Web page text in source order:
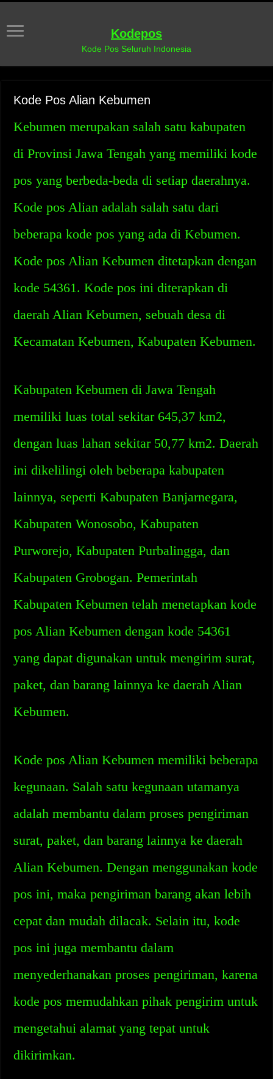
Kodepos
Kode Pos Seluruh Indonesia
Kode Pos Alian Kebumen
Kebumen merupakan salah satu kabupaten
di Provinsi Jawa Tengah yang memiliki kode
pos yang berbeda-beda di setiap daerahnya.
Kode pos Alian adalah salah satu dari
beberapa kode pos yang ada di Kebumen.
Kode pos Alian Kebumen ditetapkan dengan
kode 54361. Kode pos ini diterapkan di
daerah Alian Kebumen, sebuah desa di
Kecamatan Kebumen, Kabupaten Kebumen.
Kabupaten Kebumen di Jawa Tengah
memiliki luas total sekitar 645,37 km2,
dengan luas lahan sekitar 50,77 km2. Daerah
ini dikelilingi oleh beberapa kabupaten
lainnya, seperti Kabupaten Banjarnegara,
Kabupaten Wonosobo, Kabupaten
Purworejo, Kabupaten Purbalingga, dan
Kabupaten Grobogan. Pemerintah
Kabupaten Kebumen telah menetapkan kode
pos Alian Kebumen dengan kode 54361
yang dapat digunakan untuk mengirim surat,
paket, dan barang lainnya ke daerah Alian
Kebumen.
Kode pos Alian Kebumen memiliki beberapa
kegunaan. Salah satu kegunaan utamanya
adalah membantu dalam proses pengiriman
surat, paket, dan barang lainnya ke daerah
Alian Kebumen. Dengan menggunakan kode
pos ini, maka pengiriman barang akan lebih
cepat dan mudah dilacak. Selain itu, kode
pos ini juga membantu dalam
menyederhanakan proses pengiriman, karena
kode pos memudahkan pihak pengirim untuk
mengetahui alamat yang tepat untuk
dikirimkan.